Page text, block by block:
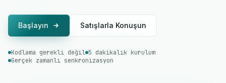
Başlayın Satışlarla Konuşun
Kodlama gerekli değil 5 dakikalık kurulum
Gerçek zamanlı senkronizasyon